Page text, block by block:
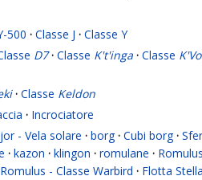
500 · Classe J · Classe Y
D7 · Classe K't'inga · Classe
· Classe Keldon
· Incrociatore
- Vela solare · borg · Cubi borg ·
· kazon · klingon · romulane ·
Romulus - Classe Warbird · Flotta